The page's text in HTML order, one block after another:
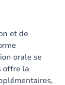
et de
orale se
offre la